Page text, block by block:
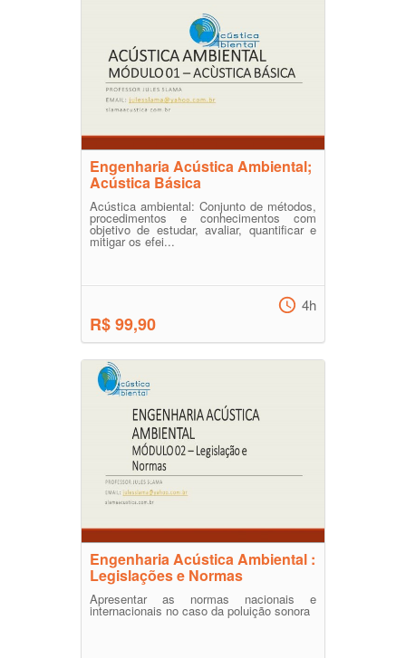
Engenharia Acústica Ambiental;
Acústica Básica
Acústica ambiental: Conjunto de métodos,
procedimentos e conhecimentos com
objetivo de estudar, avaliar, quantificar e
mitigar os efei...
R$ 99,90
4h
Engenharia Acústica Ambiental :
Legislações e Normas
Apresentar as normas nacionais e
internacionais no caso da poluição sonora